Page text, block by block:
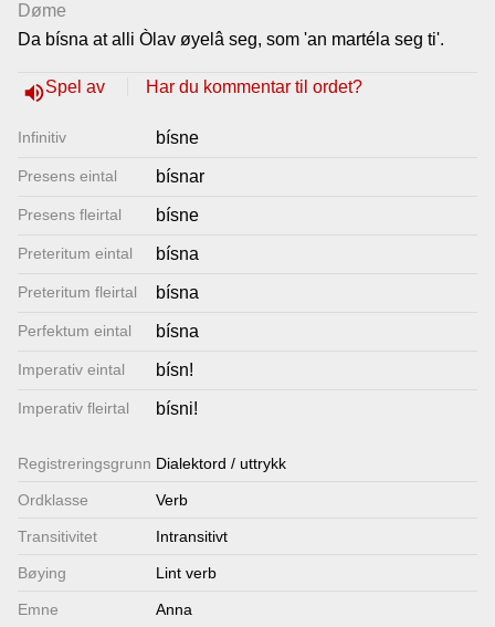
Døme
Da bísna at alli Òlav øyelâ seg, som 'an martéla seg ti'.
volume_upSpel av Har du kommentar til ordet?
Infinitiv bísne
Presens eintal bísnar
Presens fleirtal bísne
Preteritum eintal bísna
Preteritum fleirtal bísna
Perfektum eintal bísna
Imperativ eintal bísn!
Imperativ fleirtal bísni!
Registrerings­grunn Dialektord / uttrykk
Ordklasse Verb
Transitivitet Intransitivt
Bøying Lint verb
Emne Anna
Gjestebok
Nyhende
Lenkjer
oss